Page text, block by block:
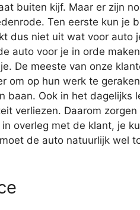
buiten kijf. Maar er zijn
Ten eerste kun je
dus niet uit wat voor auto
auto voor je in orde
De meeste van onze
om op hun werk te
baan. Ook in het dagelijks
verliezen. Daarom
overleg met de klant, je
de auto natuurlijk wel